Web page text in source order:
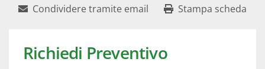
Condividere tramite email Stampa scheda
Richiedi Preventivo